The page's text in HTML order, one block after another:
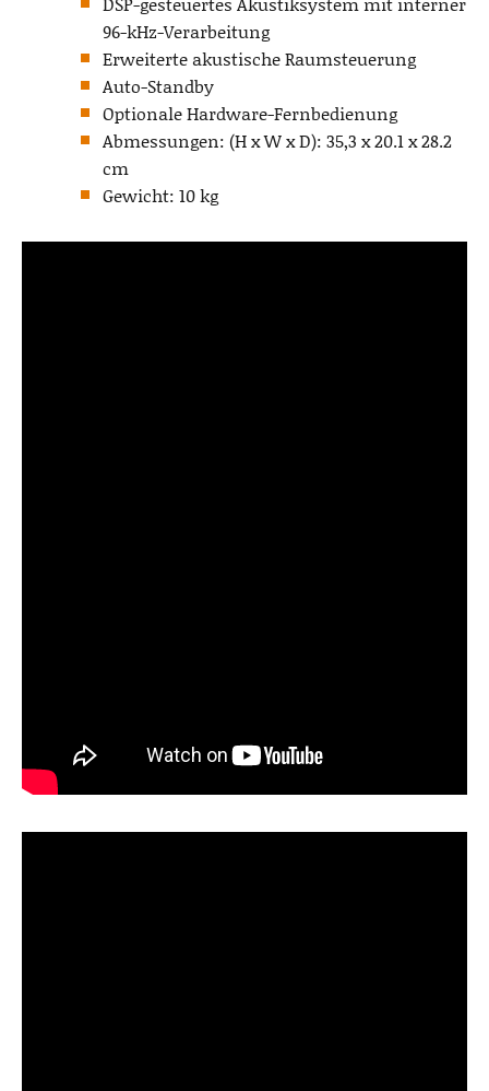
96-kHz-Verarbeitung
Erweiterte akustische Raumsteuerung
Auto-Standby
Optionale Hardware-Fernbedienung
Abmessungen: (H x W x D): 35,3 x 20.1 x 28.2
cm
Gewicht: 10 kg